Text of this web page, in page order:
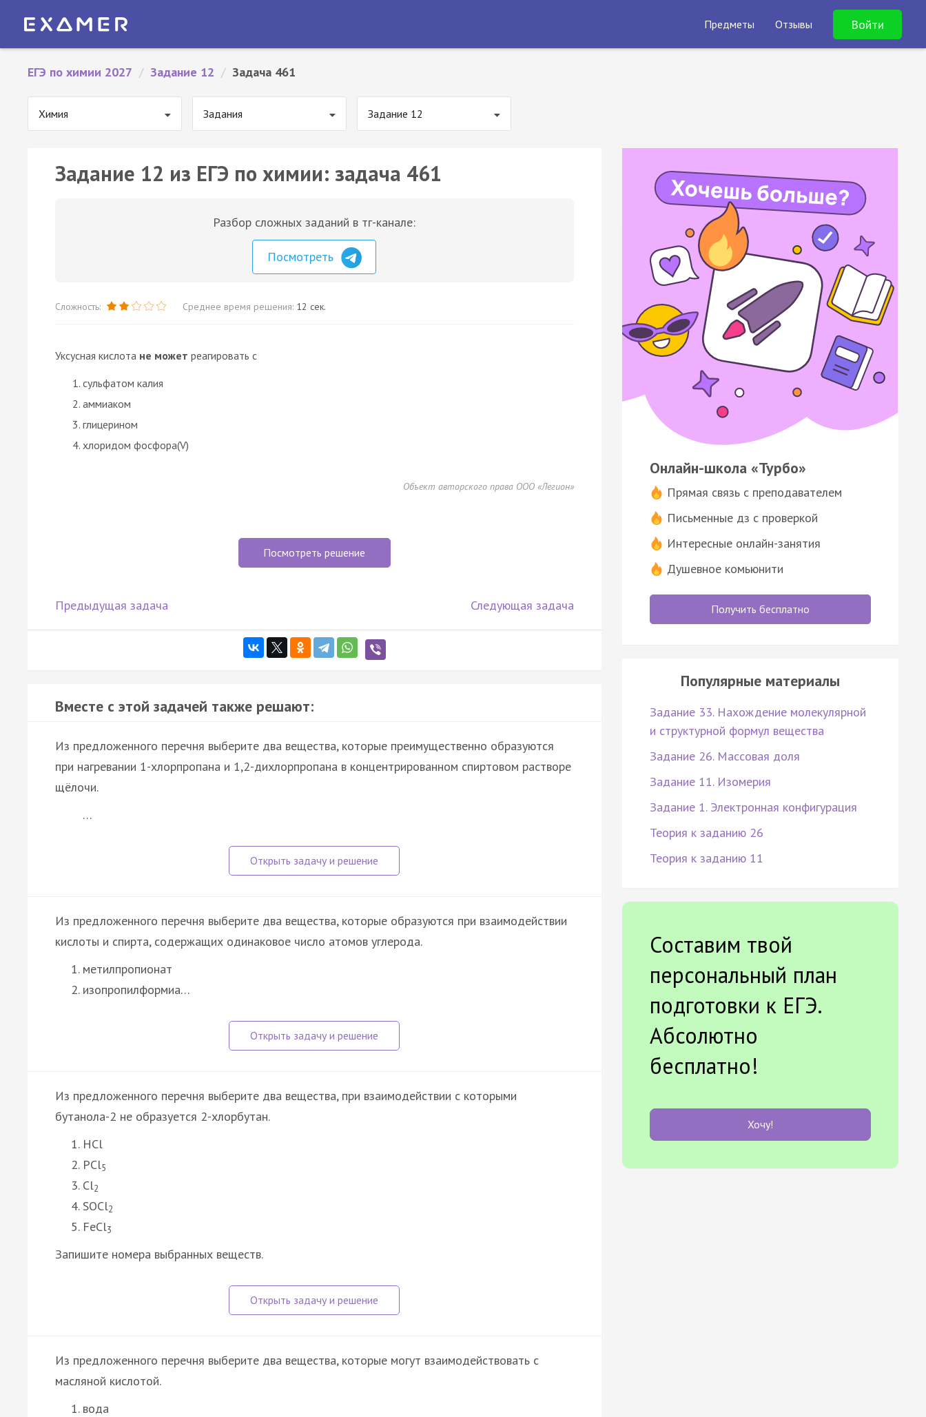
Предметы Отзывы Войти
ЕГЭ по химии 2027 / Задание 12 / Задача 461
Химия Задания Задание 12
Задание 12 из ЕГЭ по химии: задача 461
Разбор сложных заданий в тг-канале:
Посмотреть
Сложность: Среднее время решения: 12 сек.
Уксусная кислота не может реагировать с
сульфатом калия
аммиаком
глицерином
хлоридом фосфора(V)
Объект авторского права ООО «Легион»
Посмотреть решение
Предыдущая задача Следующая задача
Вместе с этой задачей также решают:
Из предложенного перечня выберите два вещества, которые преимущественно образуются
при нагревании 1-хлорпропана и 1,2-дихлорпропана в концентрированном спиртовом растворе
щёлочи.
…
Из предложенного перечня выберите два вещества, которые образуются при взаимодействии
кислоты и спирта, содержащих одинаковое число атомов углерода.
метилпропионат
изопропилформиа…
Из предложенного перечня выберите два вещества, при взаимодействии с которыми
бутанола-2 не образуется 2-хлорбутан.
HCl
PCl5
Cl2
SOCl2
FeCl3
Запишите номера выбранных веществ.
Из предложенного перечня выберите два вещества, которые могут взаимодействовать с
масляной кислотой.
вода
Онлайн-школа «Турбо»
Прямая связь с преподавателем
Письменные дз с проверкой
Интересные онлайн-занятия
Душевное комьюнити
Получить бесплатно
Популярные материалы
Задание 33. Нахождение молекулярной
и структурной формул вещества
Задание 26. Массовая доля
Задание 11. Изомерия
Задание 1. Электронная конфигурация
Теория к заданию 26
Теория к заданию 11
Составим твой
персональный план
подготовки к ЕГЭ.
Абсолютно
бесплатно!
Хочу!